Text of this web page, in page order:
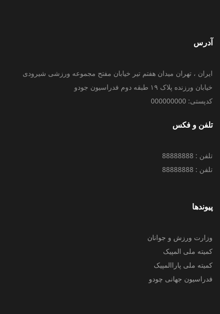
آدرس
ایران ، تهران میدان هفتم تیر خیابان مفتح مجموعه ورزشی شیرودی
خیابان ورزنده پلاک ۱۹ طبقه دوم فدراسیون جودو
کدپستی: 000000000
تلفن و فکس
تلفن : 88888888
تلفن : 88888888
پیوندها
وزارت ورزش و جوانان
کمیته ملی المپیک
کمیته ملی پاراالمپیک
فدراسیون جهانی چودو